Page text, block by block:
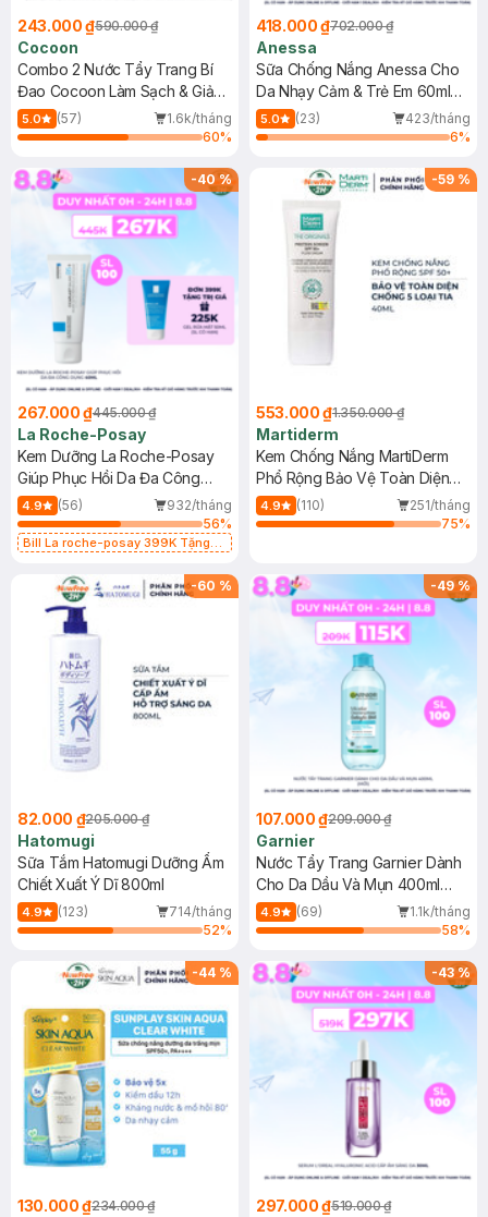
243.000 ₫590.000 ₫
Cocoon
Combo 2 Nước Tẩy Trang Bí
Đao Cocoon Làm Sạch & Giảm
Dầu 500ml
5.0 (57)
1.6k/tháng
60%
418.000 ₫702.000 ₫
Anessa
Sữa Chống Nắng Anessa Cho
Da Nhạy Cảm & Trẻ Em 60ml
(Mới)
5.0 (23)
423/tháng
6%
-40%
267.000 ₫445.000 ₫
La Roche-Posay
Kem Dưỡng La Roche-Posay
Giúp Phục Hồi Da Đa Công
Dụng 40ml
4.9 (56)
932/tháng
56%
Bill La roche-posay 399K Tặng
(SL có hạn)
-59 %
553.000 ₫1.350.000 ₫
Martiderm
Kem Chống Nắng MartiDerm
Phổ Rộng Bảo Vệ Toàn Diện
40ml
4.9 (110)
251/tháng
75%
-60 %
82.000 ₫205.000 ₫
Hatomugi
Sữa Tắm Hatomugi Dưỡng Ẩm
Chiết Xuất Ý Dĩ 800ml
4.9 (123)
714/tháng
52%
-49%
107.000 ₫209.000 ₫
Garnier
Nước Tẩy Trang Garnier Dành
Cho Da Dầu Và Mụn 400ml
(Mới)
4.9 (69)
1.1k/tháng
58%
-44 %
130.000 ₫234.000 ₫
-43%
297.000 ₫519.000 ₫